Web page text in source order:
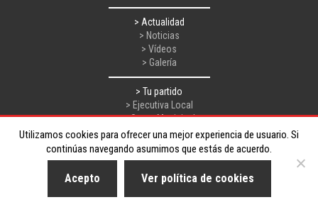
> Actualidad
> Noticias
> Vídeos
> Galería
> Tu partido
> Ejecutiva Local
> Grupo Municipal
> Contacto
Aviso Legal
Utilizamos cookies para ofrecer una mejor experiencia de usuario. Si
continúas navegando asumimos que estás de acuerdo.
Acepto Ver política de cookies